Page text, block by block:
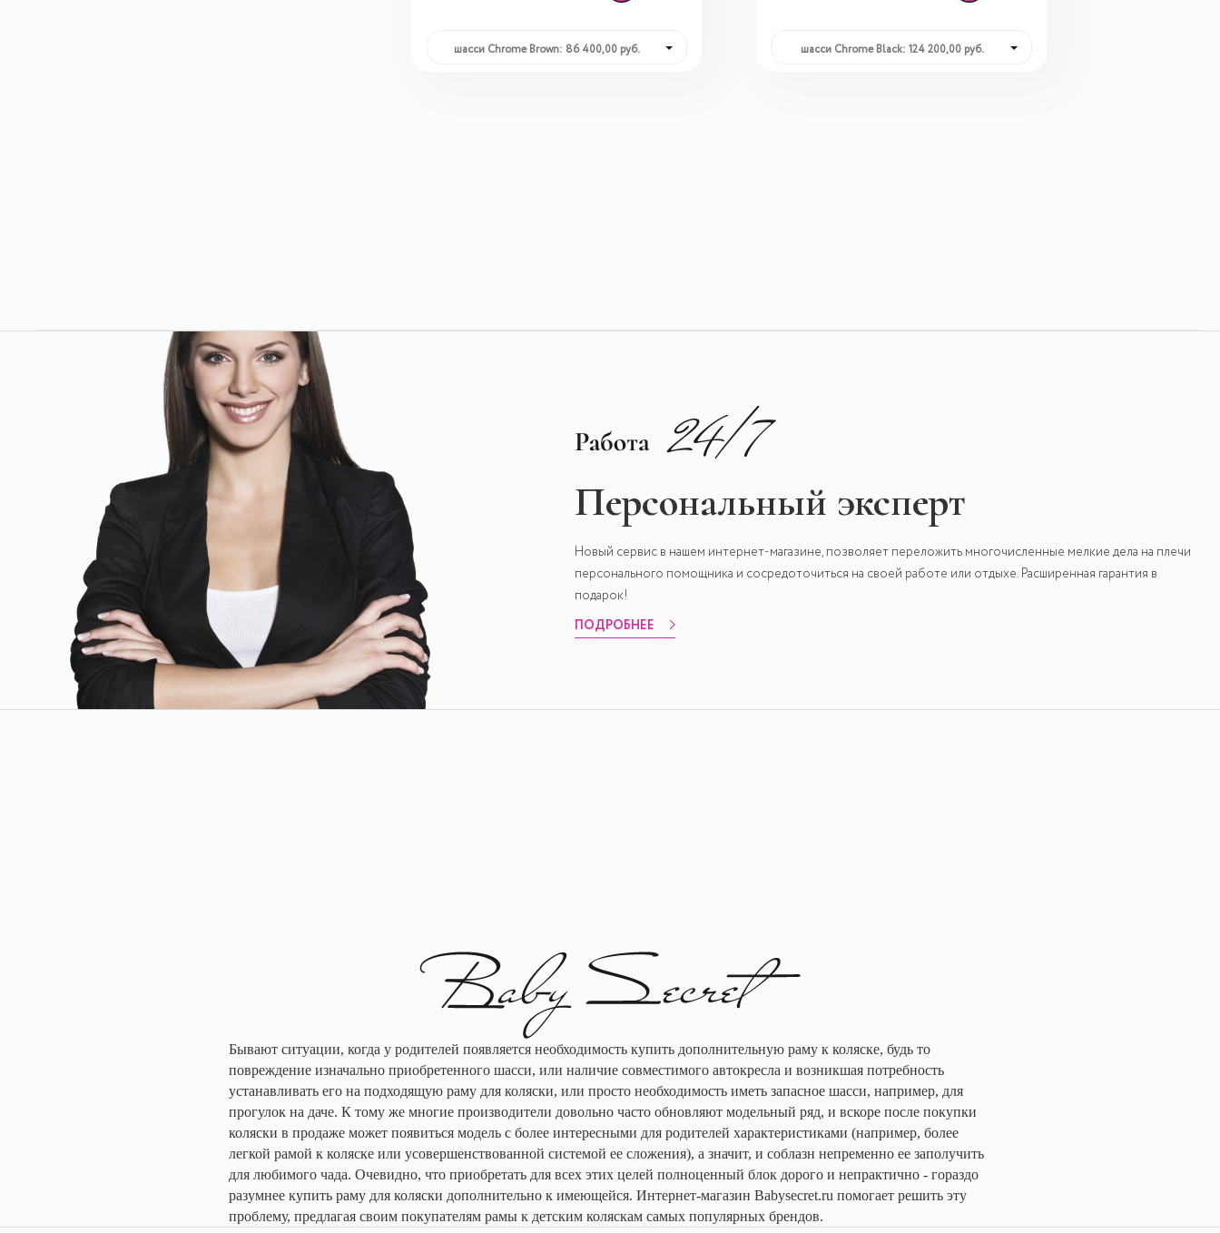
шасси Chrome Brown: 86 400,00 руб. шасси Chrome Black: 124 200,00 руб.
Персональный эксперт
Новый сервис в нашем интернет-магазине, позволяет переложить многочисленные мелкие дела на плечи
персонального помощника и сосредоточиться на своей работе или отдыхе. Расширенная гарантия в
подарок!
ПОДРОБНЕЕ
Бывают ситуации, когда у родителей появляется необходимость купить дополнительную раму к коляске, будь то
повреждение изначально приобретенного шасси, или наличие совместимого автокресла и возникшая потребность
устанавливать его на подходящую раму для коляски, или просто необходимость иметь запасное шасси, например, для
прогулок на даче. К тому же многие производители довольно часто обновляют модельный ряд, и вскоре после покупки
коляски в продаже может появиться модель с более интересными для родителей характеристиками (например, более
легкой рамой к коляске или усовершенствованной системой ее сложения), а значит, и соблазн непременно ее заполучить
для любимого чада. Очевидно, что приобретать для всех этих целей полноценный блок дорого и непрактично - гораздо
разумнее купить раму для коляски дополнительно к имеющейся. Интернет-магазин Babysecret.ru помогает решить эту
проблему, предлагая своим покупателям рамы к детским коляскам самых популярных брендов.